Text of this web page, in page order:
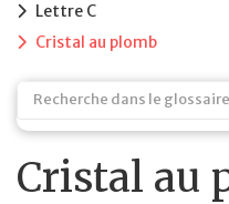
Lettre C
Cristal au plomb
Cristal au